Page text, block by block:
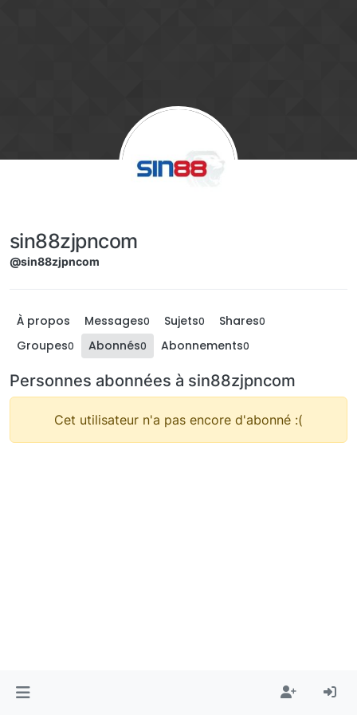
sin88zjpncom
@sin88zjpncom
À propos Messages0 Sujets0 Shares0
Groupes0 Abonnés0 Abonnements0
Personnes abonnées à sin88zjpncom
Cet utilisateur n'a pas encore d'abonné :(